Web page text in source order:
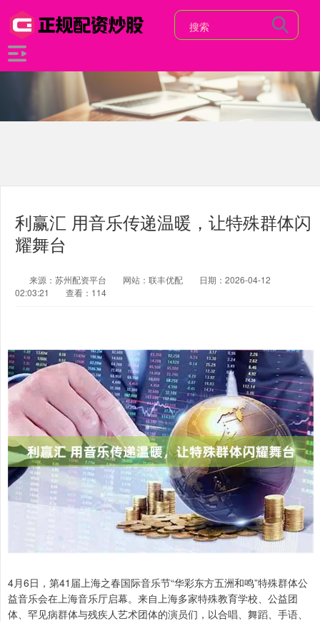
利赢汇 用音乐传递温暖，让特殊群体闪
耀舞台
来源：苏州配资平台 网站：联丰优配
日期：2026-04-12
02:03:21
查看：114
4月6日，第41届上海之春国际音乐节“华彩东方五洲和鸣”特殊群体公
益音乐会在上海音乐厅启幕。来自上海多家特殊教育学校、公益团
体、罕见病群体与残疾人艺术团体的演员们，以合唱、舞蹈、手语、